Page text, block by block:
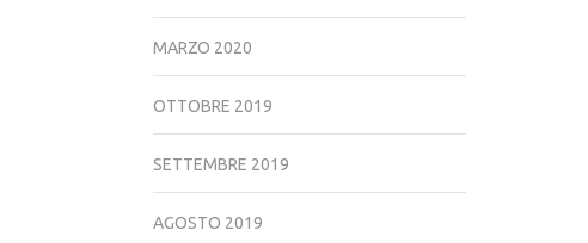
MARZO 2020
OTTOBRE 2019
SETTEMBRE 2019
AGOSTO 2019